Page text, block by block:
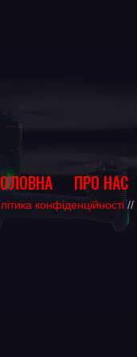
ПРО НАС
конфіденційності //